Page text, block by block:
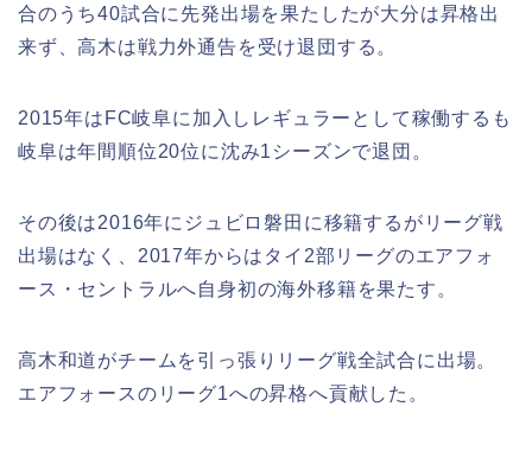
合のうち40試合に先発出場を果たしたが大分は昇格出
来ず、高木は戦力外通告を受け退団する。
2015年はFC岐阜に加入しレギュラーとして稼働するも
岐阜は年間順位20位に沈み1シーズンで退団。
その後は2016年にジュビロ磐田に移籍するがリーグ戦
出場はなく、2017年からはタイ2部リーグのエアフォ
ース・セントラルへ自身初の海外移籍を果たす。
高木和道がチームを引っ張りリーグ戦全試合に出場。
エアフォースのリーグ1への昇格へ貢献した。